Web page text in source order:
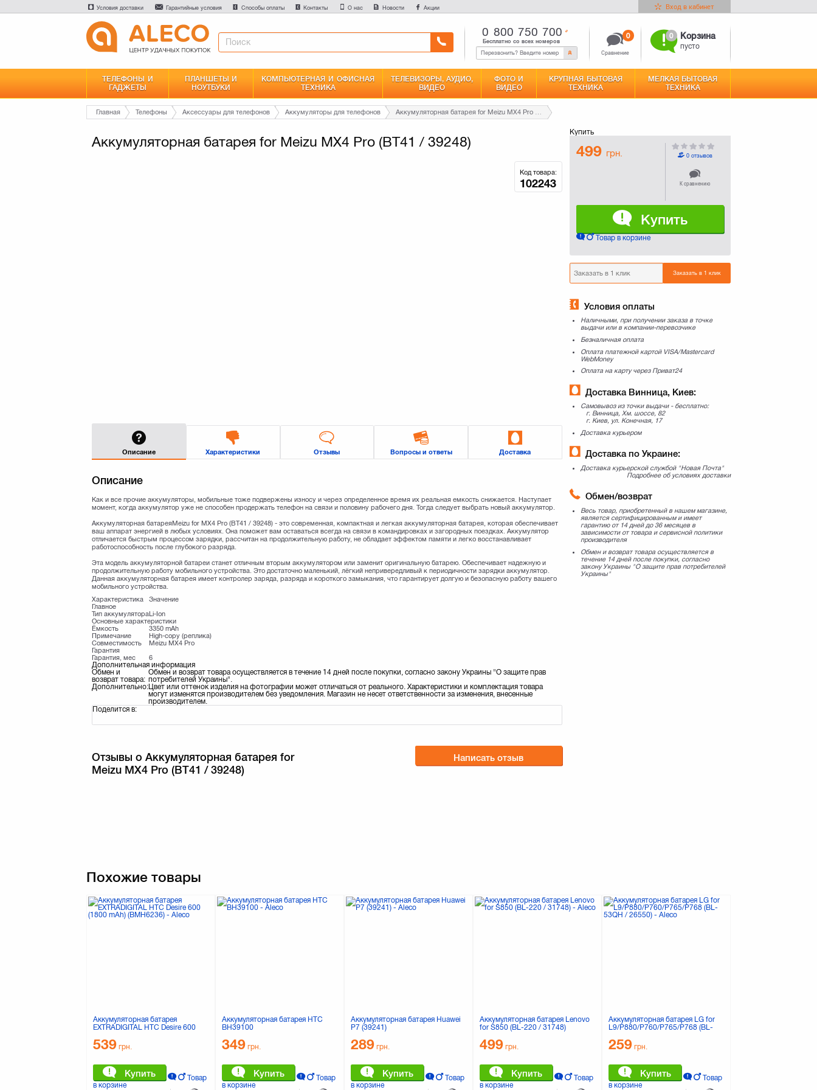
Условия доставки Гарантийные условия Способы оплаты Контакты О нас Новости Акции Вход в кабинет
0 800 750 700
Бесплатно со всех номеров
Сравнение
0 0 Корзина
пусто
ТЕЛЕФОНЫ И
ГАДЖЕТЫ
ПЛАНШЕТЫ И
НОУТБУКИ
КОМПЬЮТЕРНАЯ И ОФИСНАЯ
ТЕХНИКА
ТЕЛЕВИЗОРЫ, АУДИО,
ВИДЕО
ФОТО И
ВИДЕО
КРУПНАЯ БЫТОВАЯ
ТЕХНИКА
МЕЛКАЯ БЫТОВАЯ
ТЕХНИКА
Главная Телефоны Аксессуары для телефонов Аккумуляторы для телефонов
Купить
Аккумуляторная батарея for Meizu MX4 Pro (BT41 / 39248)
Код товара:
102243
Описание Характеристики Отзывы Вопросы и ответы Доставка
Описание
Как и все прочие аккумуляторы, мобильные тоже подвержены износу и через определенное время их реальная емкость снижается. Наступает
момент, когда аккумулятор уже не способен продержать телефон на связи и половину рабочего дня. Тогда следует выбрать новый аккумулятор.
Аккумуляторная батареяMeizu for MX4 Pro (BT41 / 39248) - это современная, компактная и легкая аккумуляторная батарея, которая обеспечивает
ваш аппарат энергией в любых условиях. Она поможет вам оставаться всегда на связи в командировках и загородных поездках. Аккумулятор
отличается быстрым процессом зарядки, рассчитан на продолжительную работу, не обладает эффектом памяти и легко восстанавливает
работоспособность после глубокого разряда.
Эта модель аккумуляторной батареи станет отличным вторым аккумулятором или заменит оригинальную батарею. Обеспечивает надежную и
продолжительную работу мобильного устройства. Это достаточно маленький, лёгкий непривередливый к периодичности зарядки аккумулятор.
Данная аккумуляторная батарея имеет контролер заряда, разряда и короткого замыкания, что гарантирует долгую и безопасную работу вашего
мобильного устройства.
Характеристика
Значение
Главное
Тип аккумулятораLi-Ion
Основные характеристики
Ёмкость
3350 mAh
Примечание
High-copy (реплика)
Совместимость
Meizu MX4 Pro
Гарантия
Гарантия, мес
6
Дополнительная информация
Обмен и
возврат товара:
Обмен и возврат товара осуществляется в течение 14 дней после покупки, согласно закону Украины "О защите прав
потребителей Украины".
Дополнительно:Цвет или оттенок изделия на фотографии может отличаться от реального. Характеристики и комплектация товара
могут изменятся производителем без уведомления. Магазин не несет ответственности за изменения, внесенные
производителем.
Поделится в:
Отзывы о Аккумуляторная батарея for
Meizu MX4 Pro (BT41 / 39248)
Написать отзыв
499 грн. 0 отзывов
К сравнению
Купить
Товар в корзине
Заказать в 1 клик
Условия оплаты
Наличными, при получении заказа в точке
выдачи или в компании-перевозчике
Безналичная оплата
Оплата платежной картой VISA/Mastercard
WebMoney
Оплата на карту через Приват24
Доставка Винница, Киев:
Самовывоз из точки выдачи - бесплатно:
г. Винница, Хм. шоссе, 82
г. Киев, ул. Конечная, 17
Доставка курьером
Доставка по Украине:
Доставка курьерской службой "Новая Почта"
Подробнее об условиях доставки
Обмен/возврат
Весь товар, приобретенный в нашем магазине,
является сертифицированным и имеет
гарантию от 14 дней до 36 месяцев в
зависимости от товара и сервисной политики
производителя
Обмен и возврат товара осуществляется в
течение 14 дней после покупки, согласно
закону Украины "О защите прав потребителей
Украины"
Похожие товары
Аккумуляторная батарея
EXTRADIGITAL HTC Desire 600
539 грн.
Купить
Товар
в корзине
Аккумуляторная батарея HTC
BH39100
349 грн.
Купить
Товар
в корзине
Аккумуляторная батарея Huawei
P7 (39241)
289 грн.
Купить
Товар
в корзине
Аккумуляторная батарея Lenovo
for S850 (BL-220 / 31748)
499 грн.
Купить
Товар
в корзине
Аккумуляторная батарея LG for
L9/P880/P760/P765/P768 (BL-
259 грн.
Купить
Товар
в корзине